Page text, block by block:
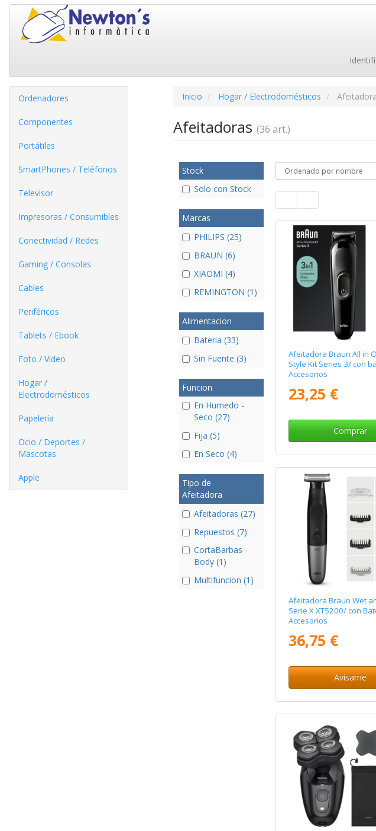
Ordenadores
Componentes
Portátiles
SmartPhones / Teléfonos
Televisor
Impresoras / Consumibles
Conectividad / Redes
Gaming / Consolas
Cables
Periféricos
Tablets / Ebook
Foto / Video
Hogar /
Electrodomésticos
Papelería
Ocio / Deportes /
Mascotas
Apple
Inicio Hogar / Electrodomésticos
Afeitadoras (36 art.)
Stock
Solo con Stock
Marcas
PHILIPS (25)
BRAUN (6)
XIAOMI (4)
REMINGTON (1)
Alimentacion
Bateria (33)
Sin Fuente (3)
Funcion
En Humedo -
Seco (27)
Fija (5)
En Seco (4)
Tipo de
Afeitadora
Afeitadoras (27)
Repuestos (7)
CortaBarbas -
Body (1)
Multifuncion (1)
Afeitadora Braun All in
Style Kit Series 3/ con
Accesorios
23,25 €
Comprar
Afeitadora Braun Wet
Serie X XT5200/ con
Accesorios
36,75 €
Avísame